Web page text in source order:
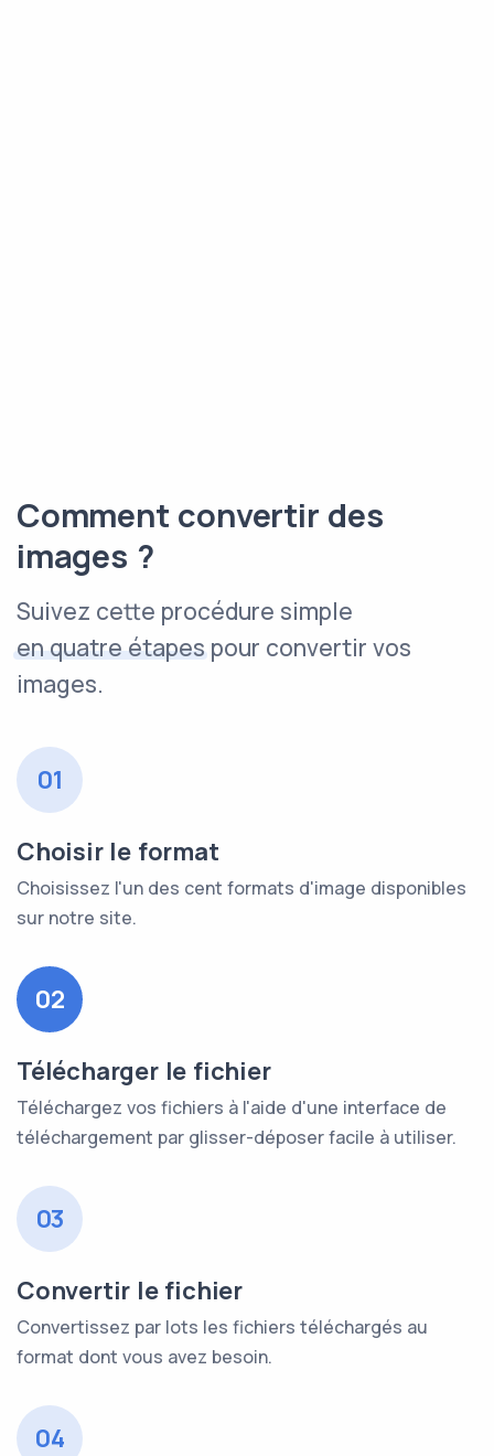
Comment convertir des
images ?
Suivez cette procédure simple
en quatre étapespour convertir vos
images.
01
Choisir le format
Choisissez l'un des cent formats d'image disponibles
sur notre site.
02
Télécharger le fichier
Téléchargez vos fichiers à l'aide d'une interface de
téléchargement par glisser-déposer facile à utiliser.
03
Convertir le fichier
Convertissez par lots les fichiers téléchargés au
format dont vous avez besoin.
04